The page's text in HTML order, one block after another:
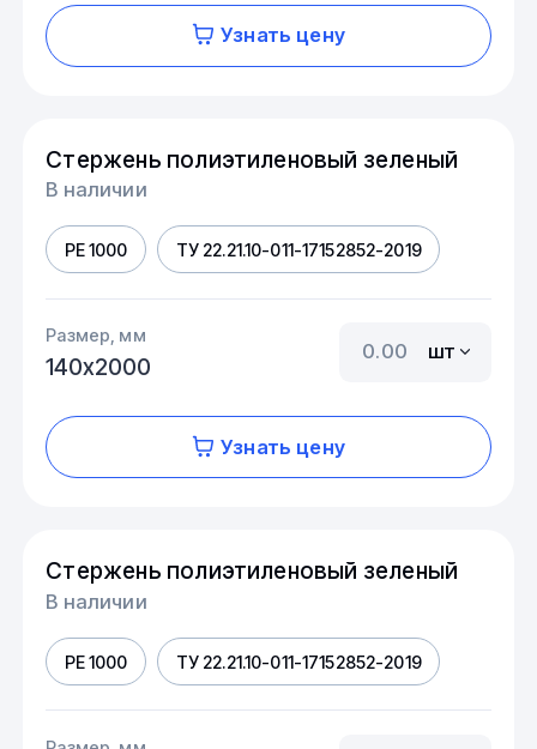
Узнать цену
Стержень полиэтиленовый зеленый
В наличии
PE 1000 ТУ 22.21.10-011-17152852-2019
Размер, мм
140х2000
шт
Узнать цену
Стержень полиэтиленовый зеленый
В наличии
PE 1000 ТУ 22.21.10-011-17152852-2019